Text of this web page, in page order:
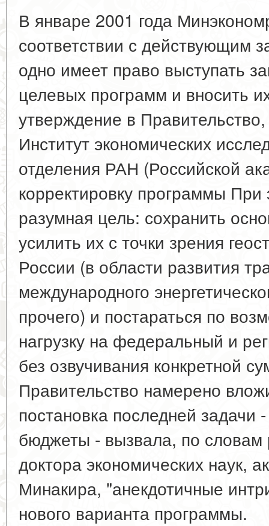
В январе 2001 года
соответствии с действующим
одно имеет право выступать
целевых программ и вносить
утверждение в
Институт экономических
отделения РАН (Российской
корректировку программы
разумная цель: сохранить
усилить их с точки зрения
России (в области развития
международного
прочего) и постараться по
нагрузку на федеральный и
без озвучивания конкретной
Правительство намерено
постановка последней задачи
бюджеты - вызвала, по словам
доктора экономических наук,
Минакира, "анекдотичные
нового варианта программы.